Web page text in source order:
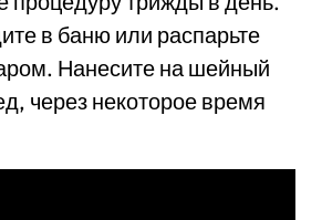
в баню или распарьте
Нанесите на шейный
через некоторое время